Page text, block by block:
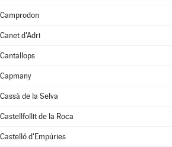
Camprodon
Canet d'Adri
Cantallops
Capmany
Cassà de la Selva
Castellfollit de la Roca
Castelló d'Empúries